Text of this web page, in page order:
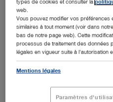
Autres catégories
support & Système
caméra
Dérouler tout
types de cookies et consulter la
web.
Vous pouvez modifier vos préférences
similaires à tout moment (voir dans
bas de notre page web). Cette
processus de traitement des données
légales en vigueur suite à l'autorisation
Mentions légales
Paramètres